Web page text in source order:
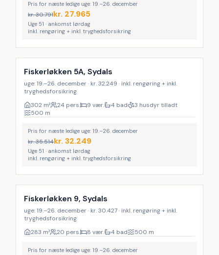
Pris for næste ledige uge: 19.–26. december
kr.30.791kr. 27.965
Uge 51 · ankomst lørdag
inkl. rengøring + inkl. tryghedsforsikring
Inkl. rengøring
Fiskerløkken 5A, Sydals
uge: 19.–26. december · kr. 32.249 · inkl. rengøring + inkl.
tryghedsforsikring
302 m² 24 pers. 9 vær. 4 bad
3 husdyr tilladt
500 m
Pris for næste ledige uge: 19.–26. december
kr.35.514kr. 32.249
Uge 51 · ankomst lørdag
inkl. rengøring + inkl. tryghedsforsikring
Inkl. rengøring
Fiskerløkken 9, Sydals
uge: 19.–26. december · kr. 30.427 · inkl. rengøring + inkl.
tryghedsforsikring
283 m² 20 pers. 8 vær. 4 bad 500 m
Pris for næste ledige uge: 19.–26. december